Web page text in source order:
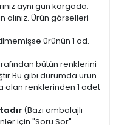
aynı gün kargoda.
alınız. Ürün görselleri
ürünün 1 ad.
bütün renklerini
gibi durumda ürün
olan renklerinden 1 adet
(Bazı ambalajlı
için "Soru Sor"